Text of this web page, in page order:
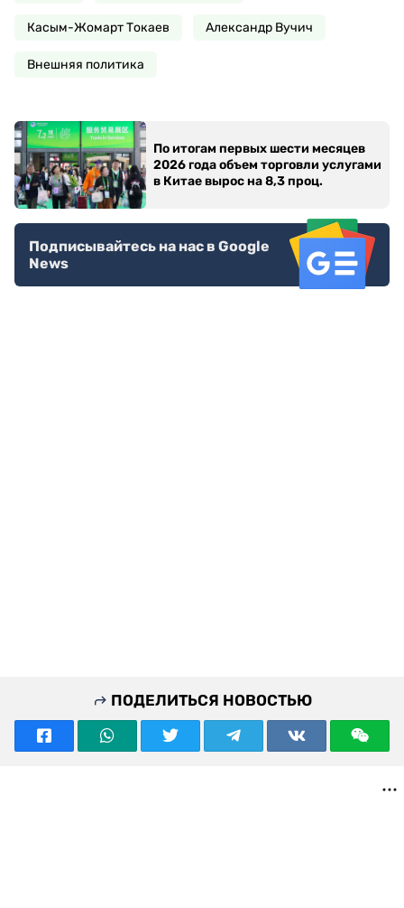
Касым-Жомарт Токаев Александр Вучич
Внешняя политика
По итогам первых шести месяцев
2026 года объем торговли услугами
в Китае вырос на 8,3 проц.
Подписывайтесь на нас в Google
News
ПОДЕЛИТЬСЯ НОВОСТЬЮ